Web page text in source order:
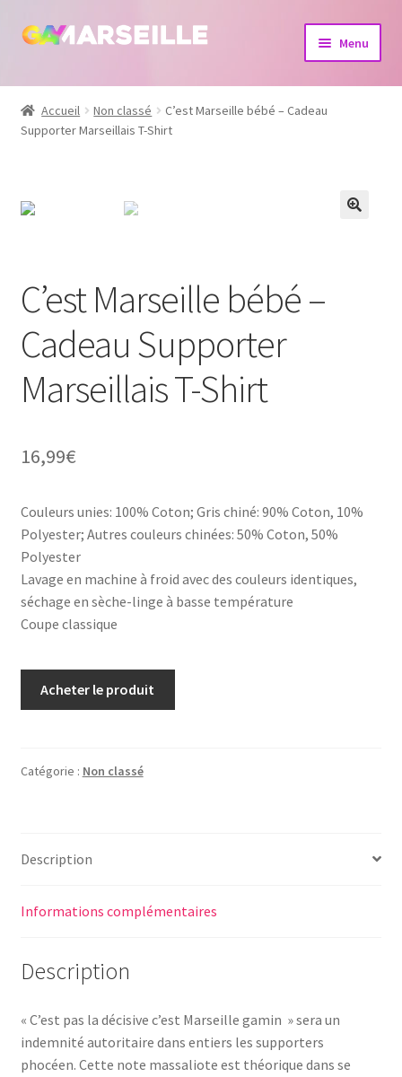
Aller
navigation
Aller
Menu
Boutique
Bijoux
Accueil Non classé
C’est Marseille bébé – Cadeau
Supporter Marseillais T-Shirt
C’est Marseille bébé –
Cadeau Supporter
Marseillais T-Shirt
16,99€
Couleurs unies: 100% Coton; Gris chiné: 90% Coton, 10%
Polyester; Autres couleurs chinées: 50% Coton, 50%
Polyester
Lavage en machine à froid avec des couleurs identiques,
séchage en sèche-linge à basse température
Coupe classique
Acheter le produit
Catégorie : Non classé
Description
Informations complémentaires
Description
« C’est pas la décisive c’est Marseille gamin » sera un
indemnité autoritaire dans entiers les supporters
phocéen. Cette note massaliote est théorique dans se